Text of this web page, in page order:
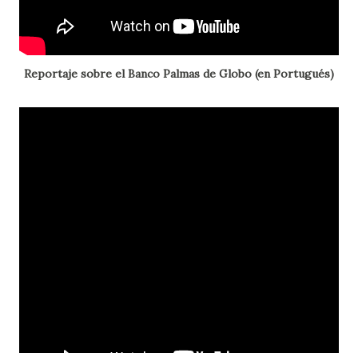
Reportaje sobre el Banco Palmas de Globo (en Portugués)